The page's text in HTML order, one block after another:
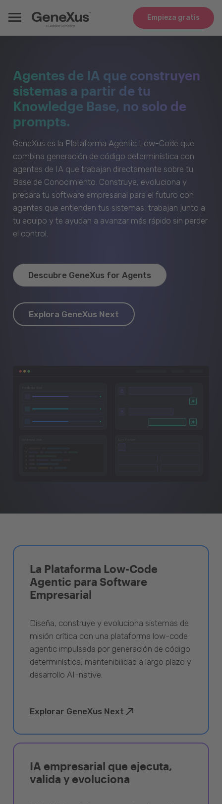
Empieza gratis
Agentes de IA que construyen
sistemas a partir de tu
Knowledge Base, no solo de
prompts.
GeneXus es la Plataforma Agentic Low-Code que
combina generación de código determinística con
agentes de IA que trabajan directamente sobre tu
Base de Conocimiento. Construye, evoluciona y
prepara tu software empresarial para el futuro con
agentes que entienden tus sistemas, trabajan junto a
tu equipo y te ayudan a avanzar más rápido sin perder
el control.
Descubre GeneXus for Agents
Explora GeneXus Next
La Plataforma Low-Code
Agentic para Software
Empresarial
Diseña, construye y evoluciona sistemas de
misión crítica con una plataforma low-code
agentic impulsada por generación de código
determinística, mantenibilidad a largo plazo y
desarrollo AI-native.
Explorar GeneXus Next
IA empresarial que ejecuta,
valida y evoluciona